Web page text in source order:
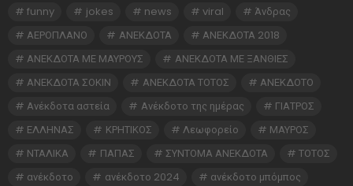
funny jokes news viral
Άνδρας
ΑΕΡΟΠΛΑΝΟ
ΑΝΕΚΔΟΤΑ
ΑΝΕΚΔΟΤΑ 2018
ΑΝΕΚΔΟΤΑ ΜΕ ΜΑΥΡΟΥΣ
ΑΝΕΚΔΟΤΑ ΜΕ ΞΑΝΘΙΕΣ
ΑΝΕΚΔΟΤΑ ΣΟΚΙΝ
ΑΝΕΚΔΟΤΑ ΤΟΤΟΣ
ΑΝΕΚΔΟΤΟ
Ανέκδοτα αστεία
Ανέκδοτο της ημέρας
ΓΙΑΤΡΟΣ
ΕΛΛΗΝΑΣ
ΚΡΗΤΙΚΟΣ Λεωφορείο
ΜΑΥΡΟΣ
ΝΤΑΛΙΚΑ
ΠΑΠΑΣ ΣΥΝΤΟΜΑ ΑΝΕΚΔΟΤΑ
ΤΟΤΟΣ
ανέκδοτο
ανέκδοτο 2024
ανέκδοτο μπόμπος